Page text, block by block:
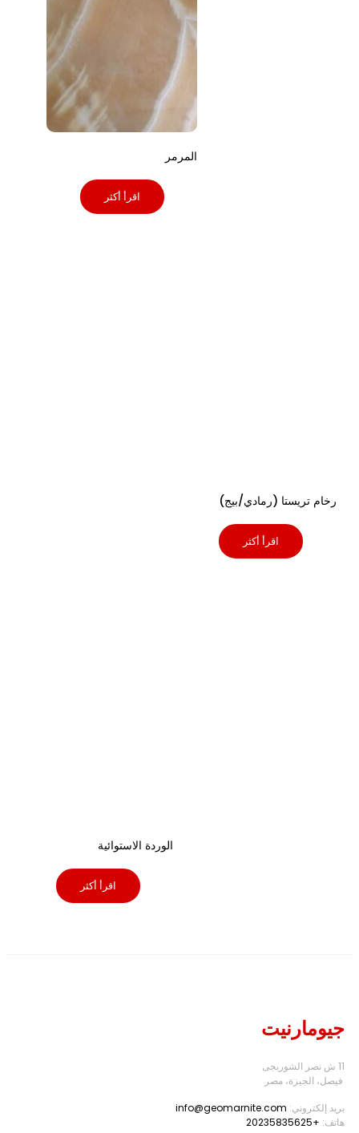
المرمر
اقرأ أكثر
رخام تريستا (رمادي/بيج)
اقرأ أكثر
الوردة الاستوائية
اقرأ أكثر
جيومارنيت
11 ش نصر الشوربجى
فيصل، الجيزة، مصر
بريد إلكتروني: info@geomarnite.com
هاتف: +20235835625